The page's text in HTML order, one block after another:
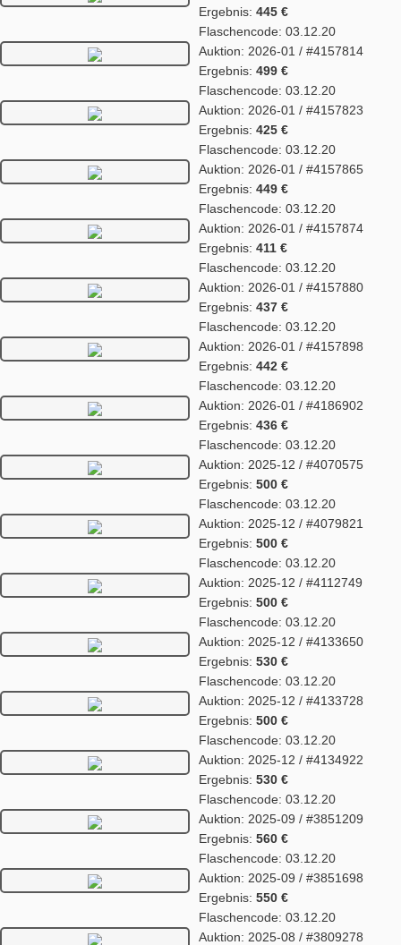
Ergebnis: 445 €
Flaschencode: 03.12.20
Auktion: 2026-01 / #4157814
Ergebnis: 499 €
Flaschencode: 03.12.20
Auktion: 2026-01 / #4157823
Ergebnis: 425 €
Flaschencode: 03.12.20
Auktion: 2026-01 / #4157865
Ergebnis: 449 €
Flaschencode: 03.12.20
Auktion: 2026-01 / #4157874
Ergebnis: 411 €
Flaschencode: 03.12.20
Auktion: 2026-01 / #4157880
Ergebnis: 437 €
Flaschencode: 03.12.20
Auktion: 2026-01 / #4157898
Ergebnis: 442 €
Flaschencode: 03.12.20
Auktion: 2026-01 / #4186902
Ergebnis: 436 €
Flaschencode: 03.12.20
Auktion: 2025-12 / #4070575
Ergebnis: 500 €
Flaschencode: 03.12.20
Auktion: 2025-12 / #4079821
Ergebnis: 500 €
Flaschencode: 03.12.20
Auktion: 2025-12 / #4112749
Ergebnis: 500 €
Flaschencode: 03.12.20
Auktion: 2025-12 / #4133650
Ergebnis: 530 €
Flaschencode: 03.12.20
Auktion: 2025-12 / #4133728
Ergebnis: 500 €
Flaschencode: 03.12.20
Auktion: 2025-12 / #4134922
Ergebnis: 530 €
Flaschencode: 03.12.20
Auktion: 2025-09 / #3851209
Ergebnis: 560 €
Flaschencode: 03.12.20
Auktion: 2025-09 / #3851698
Ergebnis: 550 €
Flaschencode: 03.12.20
Auktion: 2025-08 / #3809278